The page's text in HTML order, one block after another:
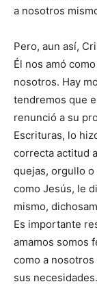
a nosotros
Pero, aun así,
Él nos amó
nosotros. Hay
tendremos que
renunció a su
Escrituras, lo
correcta actitud
quejas, orgullo
como Jesús, le
mismo,
Es importante
amamos somos
como a
sus